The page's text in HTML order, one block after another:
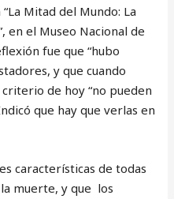
Mitad del Mundo: La
en el Museo Nacional de
fue que “hubo
y que cuando
criterio de hoy “no pueden
que hay que verlas en
características de todas
muerte, y que los